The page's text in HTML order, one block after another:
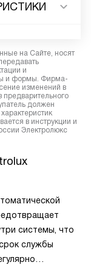
на Сайте, носят
и
и формы. Фирма-
изменений в
предварительного
должен
в инструкции и
Электролюкс
системы, что
службы